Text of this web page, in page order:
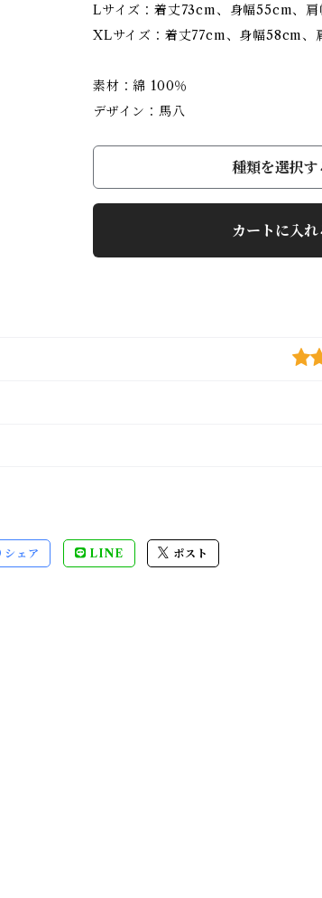
Lサイズ：着丈73cm、身幅55cm、
XLサイズ：着丈77cm、身幅58cm
素材：綿 100％
デザイン：馬八
種類を選択す
カートに入れ
シェア LINE ポスト